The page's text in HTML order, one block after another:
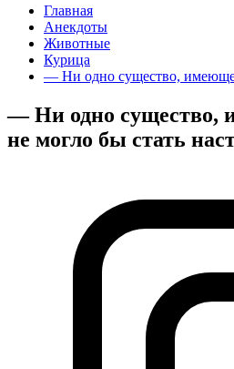
Главная
Анекдоты
Животные
Курица
— Ни одно существо,
— Ни одно существо,
не могло бы стать